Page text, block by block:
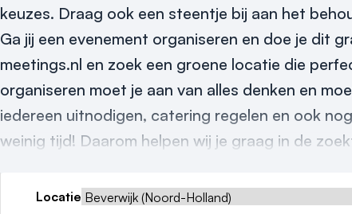
keuzes. Draag ook een steentje bij aan het
Ga jij een evenement organiseren en doe je dit
meetings.nl en zoek een groene locatie die
organiseren moet je aan van alles denken en
iedereen uitnodigen, catering regelen en ook
weinig tijd! Daarom helpen wij je graag in de
Locatie